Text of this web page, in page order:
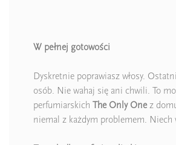
W pełnej gotowości
Dyskretnie poprawiasz włosy.
osób. Nie wahaj się ani chwili. To
perfumiarskich The Only Onez
niemal z każdym problemem. Niech